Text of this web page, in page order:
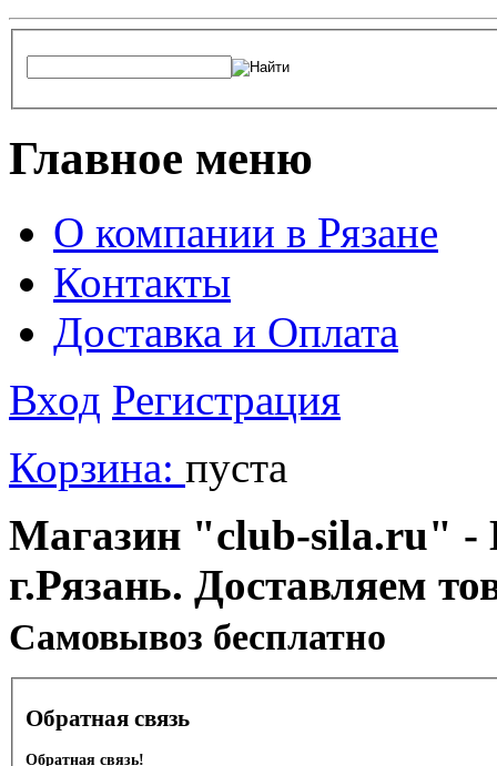
Главное меню
О компании в Рязане
Контакты
Доставка и Оплата
Вход Регистрация
Корзина: пуста
Магазин "club-sila.ru" -
г.Рязань. Доставляем
Cамовывоз бесплатно
Обратная связь
Обратная связь!